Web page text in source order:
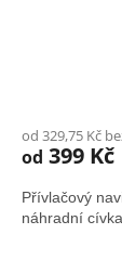
od 329,75 Kč
od 399 Kč
Přívlačový
náhradní